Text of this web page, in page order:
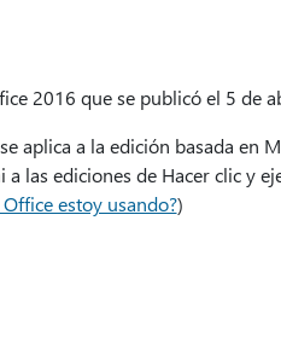
2016 que se publicó el 5 de
aplica a la edición basada en
las ediciones de Hacer clic y
estoy usando?)